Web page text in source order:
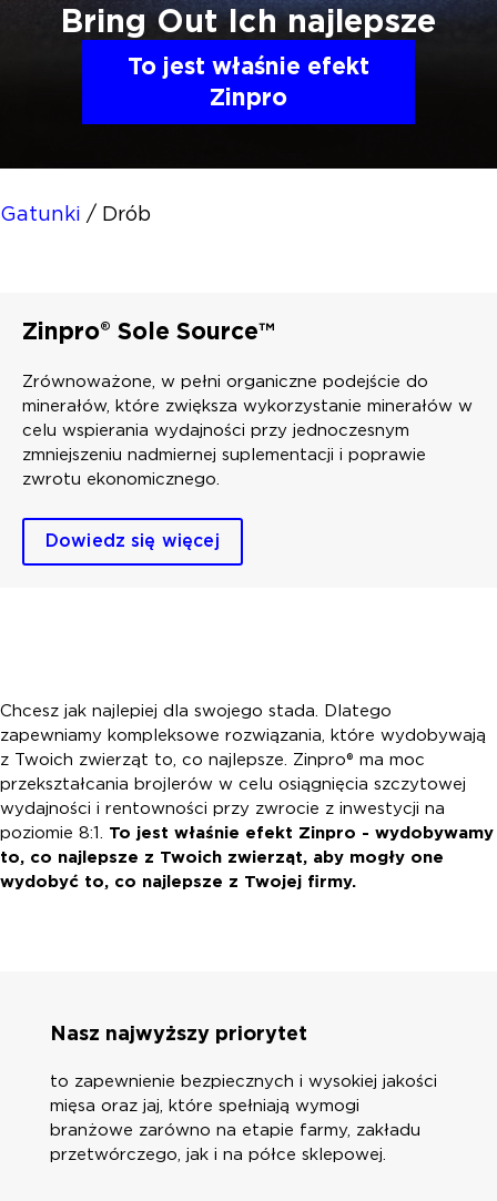
Bring OutIch najlepsze
To jest właśnie efekt
Zinpro
Gatunki / Drób
Zinpro® Sole Source™
Zrównoważone, w pełni organiczne podejście do
minerałów, które zwiększa wykorzystanie minerałów w
celu wspierania wydajności przy jednoczesnym
zmniejszeniu nadmiernej suplementacji i poprawie
zwrotu ekonomicznego.
Dowiedz się więcej
Chcesz jak najlepiej dla swojego stada. Dlatego
zapewniamy kompleksowe rozwiązania, które wydobywają
z Twoich zwierząt to, co najlepsze. Zinpro® ma moc
przekształcania brojlerów w celu osiągnięcia szczytowej
wydajności i rentowności przy zwrocie z inwestycji na
poziomie 8:1. To jest właśnie efekt Zinpro - wydobywamy
to, co najlepsze z Twoich zwierząt, aby mogły one
wydobyć to, co najlepsze z Twojej firmy.
Nasz najwyższy priorytet
to zapewnienie bezpiecznych i wysokiej jakości
mięsa oraz jaj, które spełniają wymogi
branżowe zarówno na etapie farmy, zakładu
przetwórczego, jak i na półce sklepowej.